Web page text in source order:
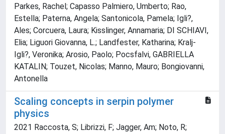
Parkes, Rachel; Capasso Palmiero, Umberto; Rao,
Estella; Paterna, Angela; Santonicola, Pamela; Igli?,
Ales; Corcuera, Laura; Kisslinger, Annamaria; DI SCHIAVI,
Elia; Liguori Giovanna, L.; Landfester, Katharina; Kralj-
Igli?, Veronika; Arosio, Paolo; Pocsfalvi, GABRIELLA
KATALIN; Touzet, Nicolas; Manno, Mauro; Bongiovanni,
Antonella
Scaling concepts in serpin polymer
physics
2021 Raccosta, S; Librizzi, F; Jagger, Am; Noto, R;